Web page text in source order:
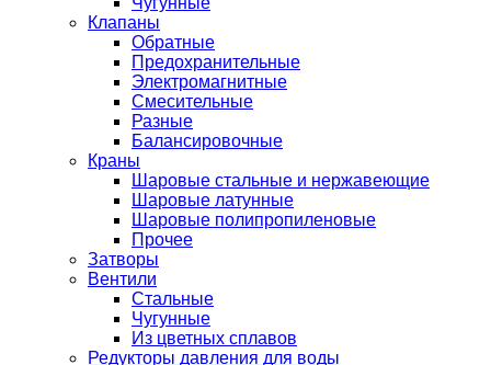
Клапаны
Обратные
Предохранительные
Электромагнитные
Смесительные
Разные
Балансировочные
Краны
Шаровые стальные и нержавеющие
Шаровые латунные
Шаровые полипропиленовые
Прочее
Затворы
Вентили
Стальные
Чугунные
Из цветных сплавов
Редукторы давления для воды